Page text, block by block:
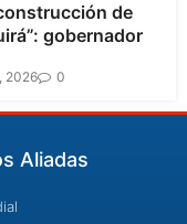
de
gobernador
2026 0
Aliadas